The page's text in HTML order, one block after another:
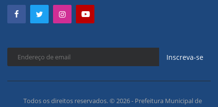
Inscreva-se
Todos os direitos reservados. © 2026 - Prefeitura Municipal de